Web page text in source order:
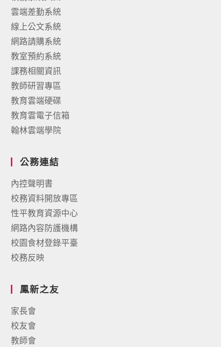
雲端差勤系統
線上公文系統
網路請購系統
教室預約系統
課務相關資訊
教師研習專區
教育雲端硬碟
教育雲電子信箱
翰林雲端學院
公務連結
內控聲明書
校務資料開放專區
性平教育資源中心
網路內容防護機構
校園食材登錄平臺
校務反映
鳳新之友
家長會
校友會
教師會